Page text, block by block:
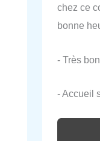
chez ce
bonne
- Très
- Accueil